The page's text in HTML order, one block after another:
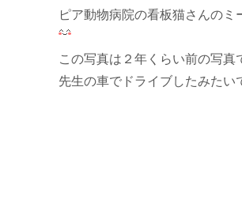
ピア動物病院の看板猫さんのミ
この写真は２年くらい前の写真
先生の車でドライブしたみたい